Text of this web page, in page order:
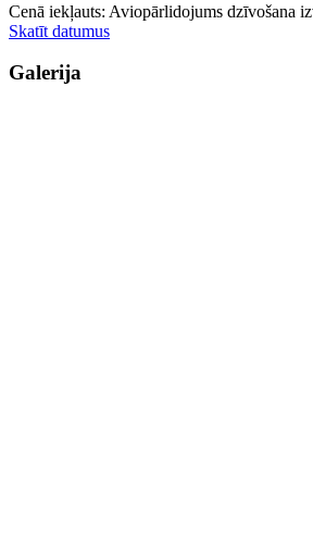
Cenā iekļauts: Aviopārlidojums dzīvošana
Skatīt datumus
Galerija